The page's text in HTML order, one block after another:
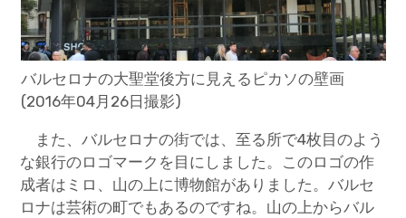
バルセロナの大聖堂後方に見えるピカソの壁画
(2016年04月26日撮影)
また、バルセロナの街では、至る所で4枚目のよう
な銀行のロゴマークを目にしました。このロゴの作
成者はミロ、山の上に博物館がありました。バルセ
ロナは芸術の町でもあるのですね。山の上からバル